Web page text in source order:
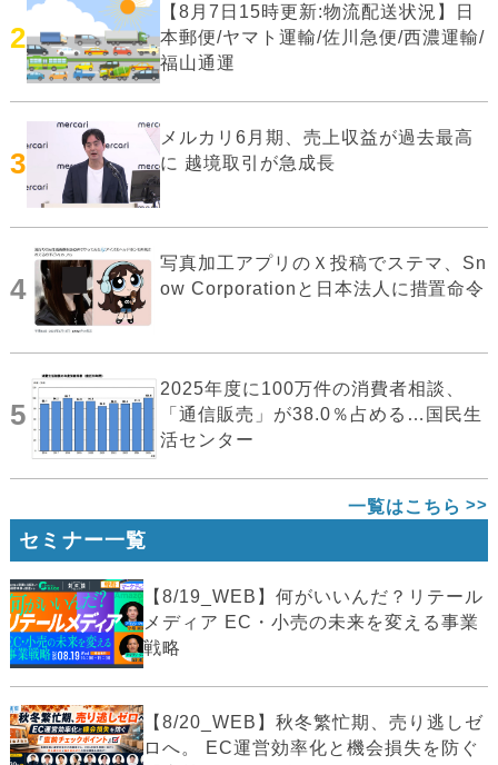
2
【8月7日15時更新:物流配送状況】日
本郵便/ヤマト運輸/佐川急便/西濃運輸/
福山通運
3
メルカリ6月期、売上収益が過去最高
に 越境取引が急成長
4
写真加工アプリのＸ投稿でステマ、Sn
ow Corporationと日本法人に措置命令
5
2025年度に100万件の消費者相談、
「通信販売」が38.0％占める…国民生
活センター
一覧はこちら
セミナー一覧
【8/19_WEB】何がいいんだ？リテール
メディア EC・小売の未来を変える事業
戦略
【8/20_WEB】秋冬繁忙期、売り逃しゼ
ロへ。 EC運営効率化と機会損失を防ぐ